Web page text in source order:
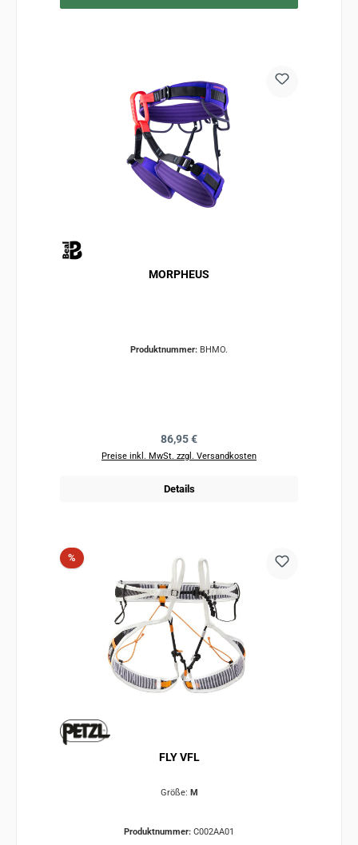
MORPHEUS
Produktnummer: BHMO.
Regulärer Preis:
86,95 €
Preise inkl. MwSt. zzgl. Versandkosten
Details
%Rabatt
FLY VFL
Größe: M
Produktnummer: C002AA01